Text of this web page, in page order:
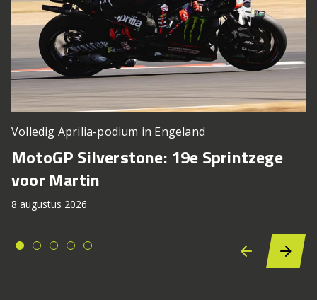
Volledig Aprilia-podium in Engeland
MotoGP Silverstone: 19e Sprintzege
voor Martin
8 augustus 2026